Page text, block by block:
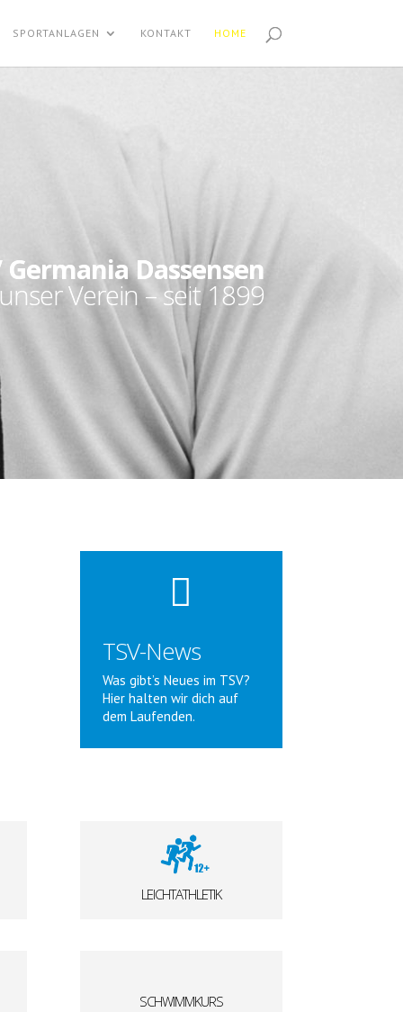
SPORTANLAGEN KONTAKT HOME
Germania Dassensen
Verein – seit 1899

TSV-News
Was gibt’s Neues im TSV?
Hier halten wir dich auf
dem Laufenden.
LEICHTATHLETIK
SCHWIMMKURS